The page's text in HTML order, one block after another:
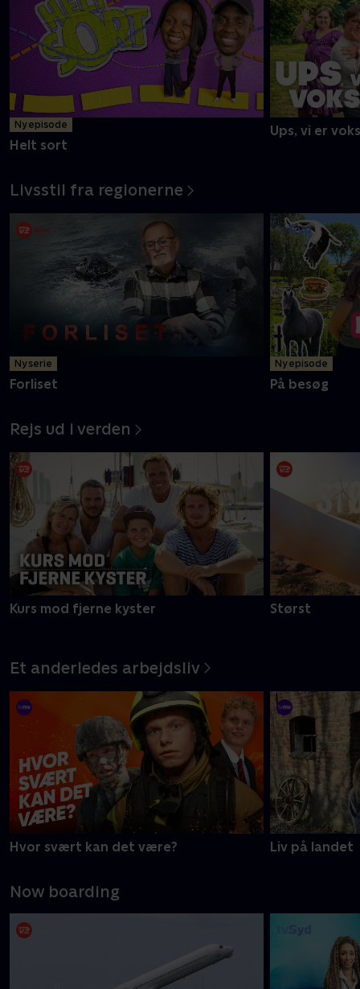
Ny episode
Helt sort
Ups, vi er
Livsstil fra regionerne
Ny serie
Forliset
Ny episode
På besøg
Rejs ud i verden
Kurs mod fjerne kyster Størst
Et anderledes arbejdsliv
Hvor svært kan det være? Liv på landet
Now boarding